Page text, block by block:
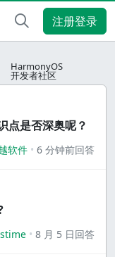
注册登录
HarmonyOS
开发者社区
点是否深奥呢？
软件 6 分钟前回答
8 月 5 日回答